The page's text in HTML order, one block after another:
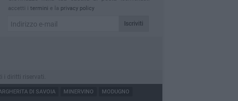
accetti i termini e la privacy policy
Iscriviti
i diritti riservati.
DI SAVOIA MINERVINO
MODUGNO